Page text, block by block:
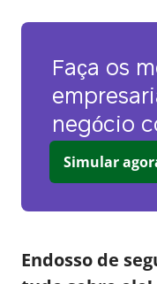
Faça os
negócio
Simular
Endosso de